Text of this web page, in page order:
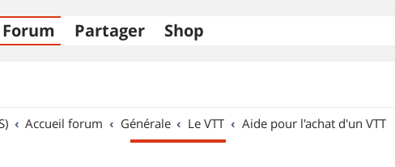
Forum Partager Shop
Accueil forum Générale Le VTT Aide pour l'achat d'un VTT